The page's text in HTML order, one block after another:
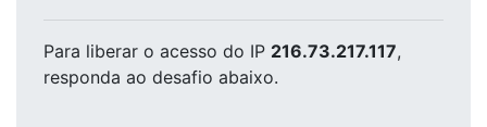
Para liberar o acesso do IP 216.73.217.117,
responda ao desafio abaixo.